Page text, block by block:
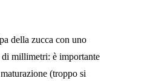
della zucca con uno
di millimetri: è importante
(troppo si